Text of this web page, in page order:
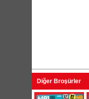
Diğer Broşürler